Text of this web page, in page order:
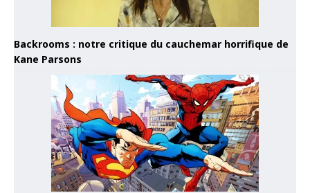
Backrooms : notre critique du cauchemar horrifique de
Kane Parsons